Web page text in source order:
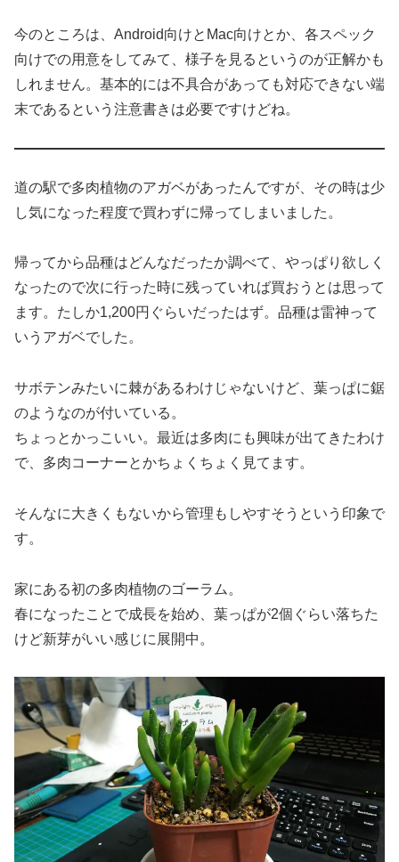
今のところは、Android向けとMac向けとか、各スペック
向けでの用意をしてみて、様子を見るというのが正解かも
しれません。基本的には不具合があっても対応できない端
末であるという注意書きは必要ですけどね。
道の駅で多肉植物のアガベがあったんですが、その時は少
し気になった程度で買わずに帰ってしまいました。
帰ってから品種はどんなだったか調べて、やっぱり欲しく
なったので次に行った時に残っていれば買おうとは思って
ます。たしか1,200円ぐらいだったはず。品種は雷神って
いうアガベでした。
サボテンみたいに棘があるわけじゃないけど、葉っぱに鋸
のようなのが付いている。
ちょっとかっこいい。最近は多肉にも興味が出てきたわけ
で、多肉コーナーとかちょくちょく見てます。
そんなに大きくもないから管理もしやすそうという印象で
す。
家にある初の多肉植物のゴーラム。
春になったことで成長を始め、葉っぱが2個ぐらい落ちた
けど新芽がいい感じに展開中。